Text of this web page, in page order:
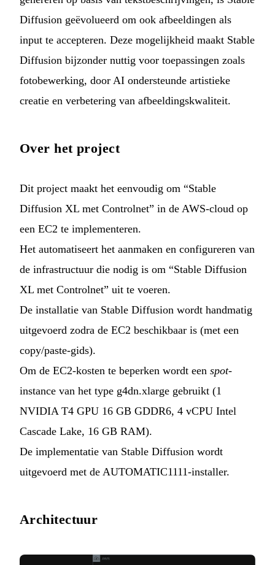
Diffusion geëvolueerd om ook afbeeldingen als
input te accepteren. Deze mogelijkheid maakt Stable
Diffusion bijzonder nuttig voor toepassingen zoals
fotobewerking, door AI ondersteunde artistieke
creatie en verbetering van afbeeldingskwaliteit.
Over het project
Dit project maakt het eenvoudig om “Stable
Diffusion XL met Controlnet” in de AWS-cloud op
een EC2 te implementeren.
Het automatiseert het aanmaken en configureren van
de infrastructuur die nodig is om “Stable Diffusion
XL met Controlnet” uit te voeren.
De installatie van Stable Diffusion wordt handmatig
uitgevoerd zodra de EC2 beschikbaar is (met een
copy/paste-gids).
Om de EC2-kosten te beperken wordt een spot-
instance van het type g4dn.xlarge gebruikt (1
NVIDIA T4 GPU 16 GB GDDR6, 4 vCPU Intel
Cascade Lake, 16 GB RAM).
De implementatie van Stable Diffusion wordt
uitgevoerd met de AUTOMATIC1111-installer.
Architectuur